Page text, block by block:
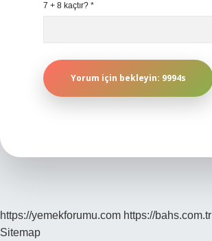
7 + 8 kaçtır? *
https://yemekforumu.com https://bahs.com.tr
Sitemap